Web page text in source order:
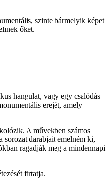
szinte bármelyik képet
őket.
hangulat, vagy egy csalódás
erejét, amely
A művekben számos
sorozat darabjait emelném ki,
ragadják meg a mindennapi
firtatja.